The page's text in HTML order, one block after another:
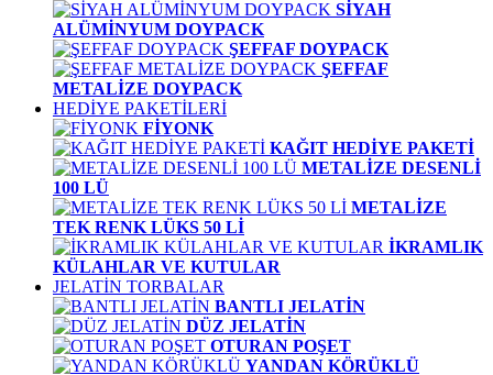
SİYAH
ALÜMİNYUM DOYPACK
ŞEFFAF DOYPACK
ŞEFFAF
METALİZE DOYPACK
HEDİYE PAKETİLERİ
FİYONK
KAĞIT HEDİYE PAKETİ
METALİZE DESENLİ
100 LÜ
METALİZE
TEK RENK LÜKS 50 Lİ
İKRAMLIK
KÜLAHLAR VE KUTULAR
JELATİN TORBALAR
BANTLI JELATİN
DÜZ JELATİN
OTURAN POŞET
YANDAN KÖRÜKLÜ